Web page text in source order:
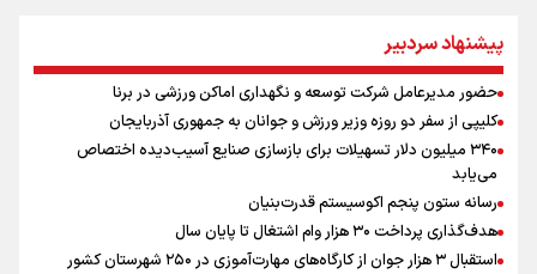
محمد نوری روبروی پرسپولیس می ایستد!
کالبدشکافی استقلال پیش از لیگ بیست‌و‌ششم/ آبی‌پوشان با چه وضعیتی
وارد لیگ می‌شوند؟
نوروزپور: پاسداشت خبرنگار به تامین حقوق حرفه‌ای و امنیت شغلی اوست
بسنت مدعی شد: به زودی شاهد توافق با ایران خواهیم بود
پیشنهاد سردبیر
حضور مدیرعامل شرکت توسعه و نگهداری اماکن ورزشی در برنا
کلیپی از سفر دو روزه وزیر ورزش و جوانان به جمهوری آذربایجان
۳۴۰ میلیون دلار تسهیلات برای بازسازی صنایع آسیب‌دیده اختصاص
می‌یابد
رسانه ستون پنجم اکوسیستم قدرت‌بنیان
هدف‌گذاری پرداخت ۳۰ هزار وام اشتغال تا پایان سال
استقبال ۳ هزار جوان از کارگاه‌های مهارت‌آموزی در ۲۵۰ شهرستان کشور